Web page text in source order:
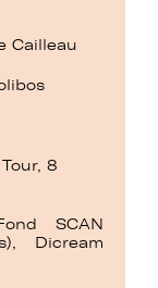
Cailleau
8
SCAN
Dicream